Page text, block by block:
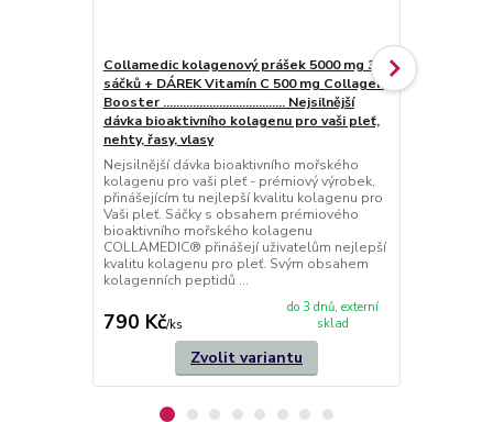
Collamedic kolagenový prášek 5000 mg 30
sáčků + DÁREK Vitamín C 500 mg Collagen
Booster ..................................... Nejsilnější
dávka bioaktivního kolagenu pro vaši pleť,
nehty, řasy, vlasy
Nejsilnější dávka bioaktivního mořského
kolagenu pro vaši pleť - prémiový výrobek,
přinášejícím tu nejlepší kvalitu kolagenu pro
Vaši pleť. Sáčky s obsahem prémiového
bioaktivního mořského kolagenu
COLLAMEDIC® přinášejí uživatelům nejlepší
kvalitu kolagenu pro pleť. Svým obsahem
kolagenních peptidů ...
790 Kč/ks
do 3 dnů, externí
sklad
Zvolit variantu
La Daumé
kyselinou